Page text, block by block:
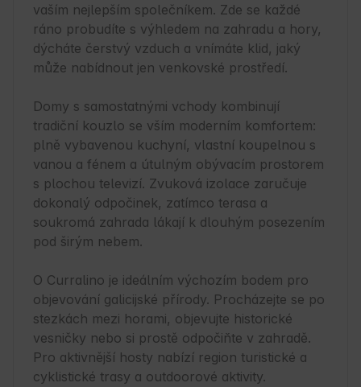
vaším nejlepším společníkem. Zde se každé
ráno probudíte s výhledem na zahradu a hory,
dýcháte čerstvý vzduch a vnímáte klid, jaký
může nabídnout jen venkovské prostředí.
Domy s samostatnými vchody kombinují
tradiční kouzlo se vším moderním komfortem:
plně vybavenou kuchyní, vlastní koupelnou s
vanou a fénem a útulným obývacím prostorem
s plochou televizí. Zvuková izolace zaručuje
dokonalý odpočinek, zatímco terasa a
soukromá zahrada lákají k dlouhým posezením
pod širým nebem.
O Curralino je ideálním výchozím bodem pro
objevování galicijské přírody. Procházejte se po
stezkách mezi horami, objevujte historické
vesničky nebo si prostě odpočiňte v zahradě.
Pro aktivnější hosty nabízí region turistické a
cyklistické trasy a outdoorové aktivity.